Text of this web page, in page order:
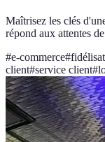
Maîtrisez les clés
répond aux attentes
#e-commerce#
client#service client#